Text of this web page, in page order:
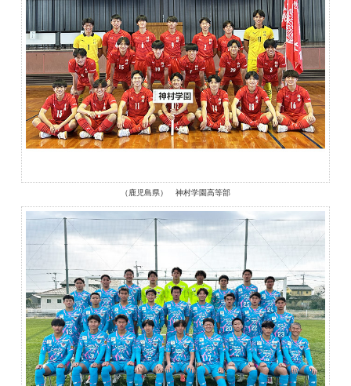
（鹿児島県） 神村学園高等部